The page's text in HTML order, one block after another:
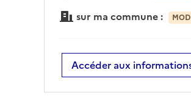
sur ma commune :
Accéder aux